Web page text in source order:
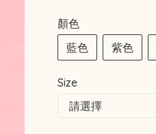
顏色
藍色
紫色
Size